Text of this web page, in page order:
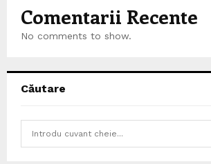
Comentarii Recente
No comments to show.
Căutare